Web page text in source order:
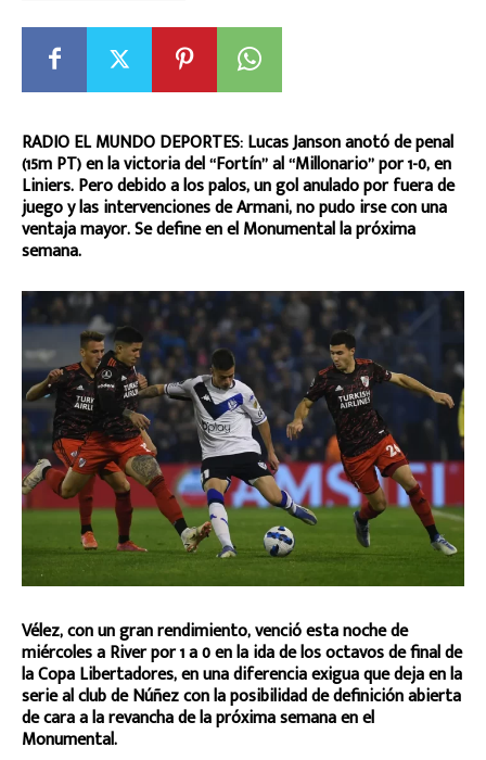
RADIO EL MUNDO DEPORTES: Lucas Janson anotó de penal
(15m PT) en la victoria del “Fortín” al “Millonario” por 1-0, en
Liniers. Pero debido a los palos, un gol anulado por fuera de
juego y las intervenciones de Armani, no pudo irse con una
ventaja mayor. Se define en el Monumental la próxima
semana.
Vélez, con un gran rendimiento, venció esta noche de
miércoles a River por 1 a 0 en la ida de los octavos de final de
la Copa Libertadores, en una diferencia exigua que deja en la
serie al club de Núñez con la posibilidad de definición abierta
de cara a la revancha de la próxima semana en el
Monumental.